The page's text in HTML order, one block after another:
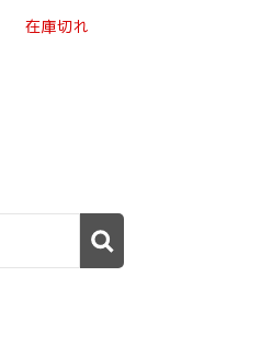
在庫切れ